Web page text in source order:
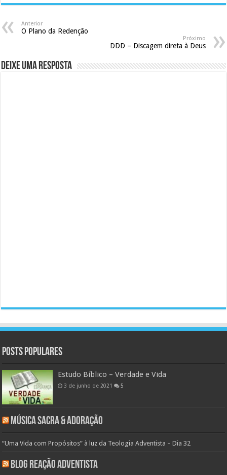
Anterior
O Plano da Redenção
Próximo
DDD – Discagem direta à Deus
Deixe uma resposta
Posts populares
Estudo Bíblico – Verdade e Vida
3 de junho de 2021 5
Música Sacra & Adoração
“Uma Vida com Propósitos” à luz da Teologia Adventista – Dia 32
Blog Reação Adventista